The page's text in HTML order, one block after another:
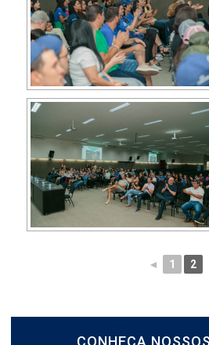
◄ 1 2
CONHEÇA